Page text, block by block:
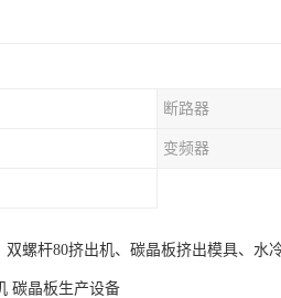
断路器
变频器
螺杆80挤出机、碳晶板挤出模具、水
碳晶板生产设备